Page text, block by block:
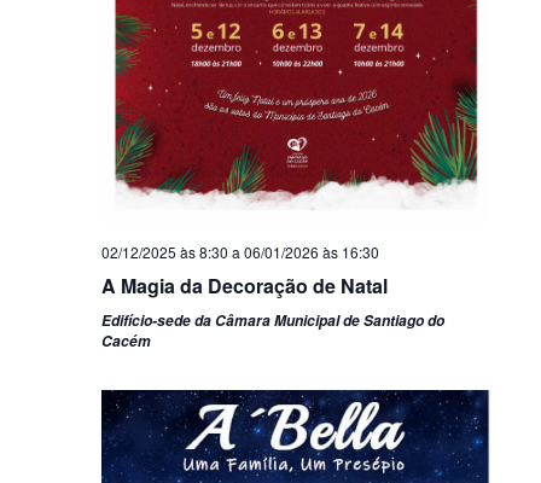
02/12/2025 às 8:30 a06/01/2026 às 16:30
A Magia da Decoração de Natal
Edifício-sede da Câmara Municipal de Santiago do
Cacém